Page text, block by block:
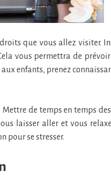
que vous allez visiter.
vous permettra de
enfants, prenez
de temps en temps
laisser aller et vous
pour se stresser.